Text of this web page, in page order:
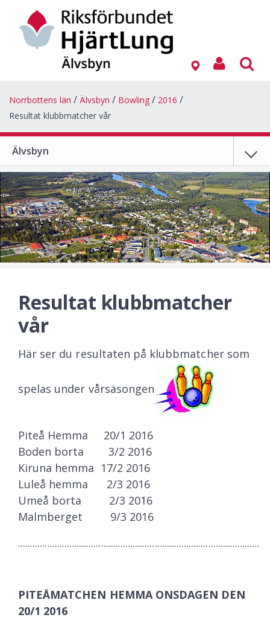
Norrbottens län Älvsbyn Bowling
2016
Resultat klubbmatcher vår
Älvsbyn
Resultat klubbmatcher
vår
Här ser du resultaten på klubbmatcher som
spelas under vårsäsongen
Piteå Hemma 20/1 2016
Boden borta 3/2 2016
Kiruna hemma 17/2 2016
Luleå hemma 2/3 2016
Umeå borta 2/3 2016
Malmberget 9/3 2016
...................................................................................................
PITEÅMATCHEN HEMMA ONSDAGEN DEN
20/1 2016